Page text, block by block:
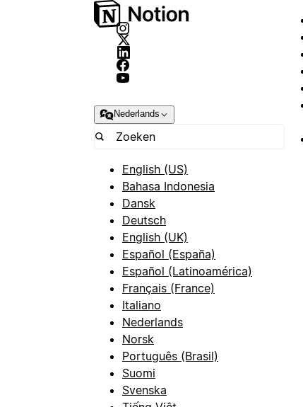
Nederlands
English (US)
Bahasa Indonesia
Dansk
Deutsch
English (UK)
Español (España)
Español (Latinoamérica)
Français (France)
Italiano
Nederlands
Norsk
Português (Brasil)
Suomi
Svenska